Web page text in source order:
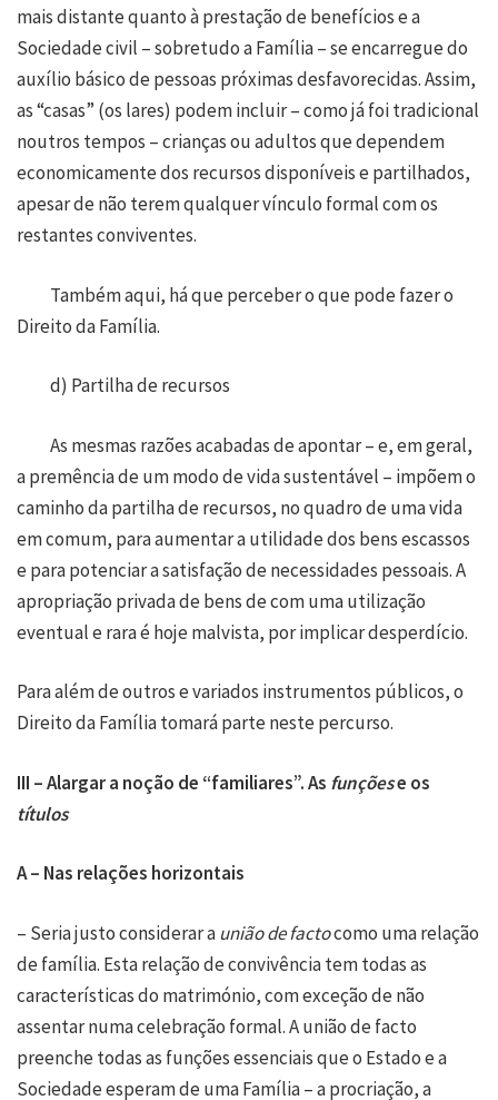
mais distante quanto à prestação de benefícios e a
Sociedade civil – sobretudo a Família – se encarregue do
auxílio básico de pessoas próximas desfavorecidas. Assim,
as “casas” (os lares) podem incluir – como já foi tradicional
noutros tempos – crianças ou adultos que dependem
economicamente dos recursos disponíveis e partilhados,
apesar de não terem qualquer vínculo formal com os
restantes conviventes.
Também aqui, há que perceber o que pode fazer o
Direito da Família.
d) Partilha de recursos
As mesmas razões acabadas de apontar – e, em geral,
a premência de um modo de vida sustentável – impõem o
caminho da partilha de recursos, no quadro de uma vida
em comum, para aumentar a utilidade dos bens escassos
e para potenciar a satisfação de necessidades pessoais. A
apropriação privada de bens de com uma utilização
eventual e rara é hoje malvista, por implicar desperdício.
Para além de outros e variados instrumentos públicos, o
Direito da Família tomará parte neste percurso.
III – Alargar a noção de “familiares”. As funçõese os
títulos
A – Nas relações horizontais
– Seria justo considerar a união de factocomo uma relação
de família. Esta relação de convivência tem todas as
características do matrimónio, com exceção de não
assentar numa celebração formal. A união de facto
preenche todas as funções essenciais que o Estado e a
Sociedade esperam de uma Família – a procriação, a